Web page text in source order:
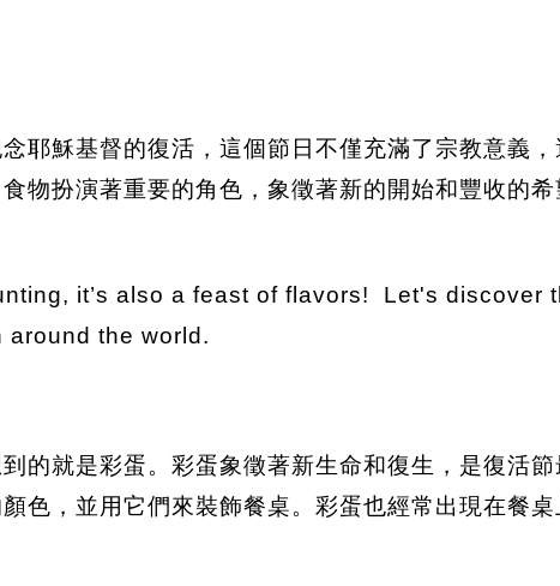
耶穌基督的復活，這個節日不僅充滿了宗教意義
物扮演著重要的角色，象徵著新的開始和豐收的
it’s also a feast of flavors! Let's discover
around the world.
的就是彩蛋。彩蛋象徵著新生命和復生，是復活
色，並用它們來裝飾餐桌。彩蛋也經常出現在餐